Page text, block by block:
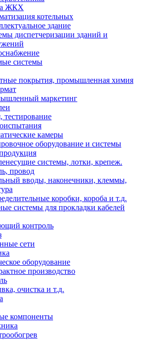
ЖКХ
котельных
здание
диспетчеризации зданий и
системы
покрытия, промышленная химия
маркетинг
камеры
оборудование и системы
системы, лотки, крепеж.
провод
вводы, наконечники, клеммы,
коробки, короба и т.д.
системы для прокладки кабелей
контроль
сети
оборудование
производство
очистка и т.д.
компоненты